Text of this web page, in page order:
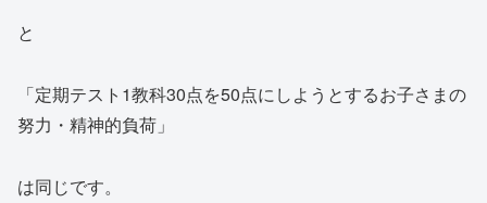
と
「定期テスト1教科30点を50点にしようとするお子さまの
努力・精神的負荷」
は同じです。